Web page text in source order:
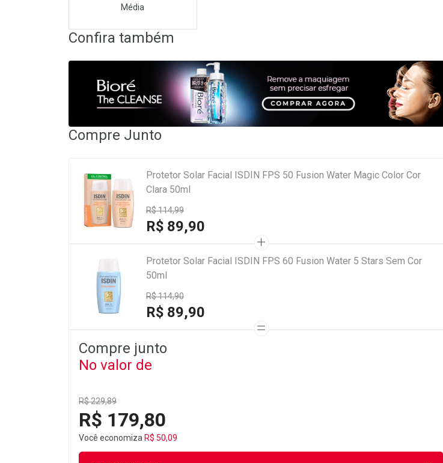
Média
Confira também
Compre Junto
Protetor Solar Facial ISDIN FPS 50 Fusion Water Magic Color Cor
Clara 50ml
R$ 114,99
R$ 89,90
Protetor Solar Facial ISDIN FPS 60 Fusion Water 5 Stars Sem Cor
50ml
R$ 114,90
R$ 89,90
Compre junto
No valor de
R$ 229,89
R$ 179,80
Você economiza R$ 50,09